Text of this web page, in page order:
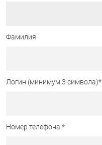
Фамилия
Логин (минимум 3 символа)*
Номер телефона:*